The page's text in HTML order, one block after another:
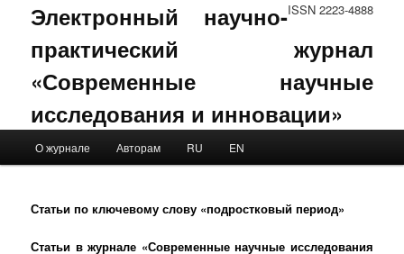
ISSN 2223-4888
Электронный научно-
практический журнал
«Современные научные
исследования и инновации»
Skip to primary content
Skip to secondary content
О журнале Авторам RU EN
Статьи по ключевому слову «подростковый период»
Статьи в журнале «Современные научные исследования